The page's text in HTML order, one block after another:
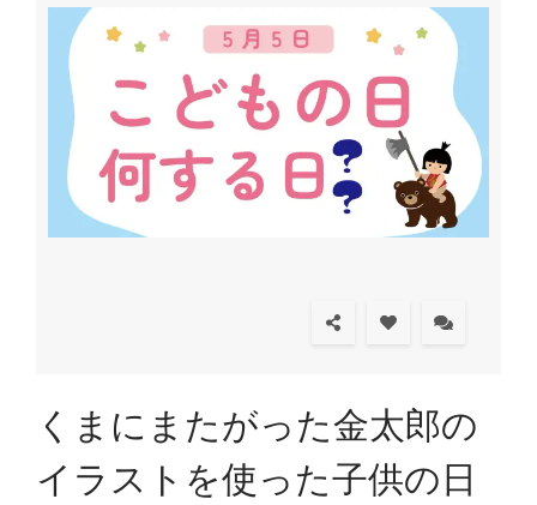
くまにまたがった金太郎の
イラストを使った子供の日